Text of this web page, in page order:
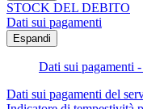
STOCK DEL DEBITO
Dati sui pagamenti
Espandi
Dati sui pagamenti
Dati sui pagamenti del